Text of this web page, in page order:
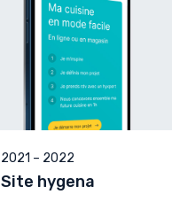
2021 – 2022
Site hygena